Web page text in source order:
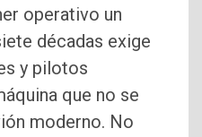
operativo un
décadas exige
y pilotos
que no se
moderno. No